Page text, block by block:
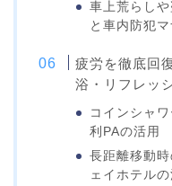
車上荒らし
と車内防犯マ
疲労を徹底回
浴・リフレッ
コインシャ
利PAの活用
長距離移動
ェイホテルの